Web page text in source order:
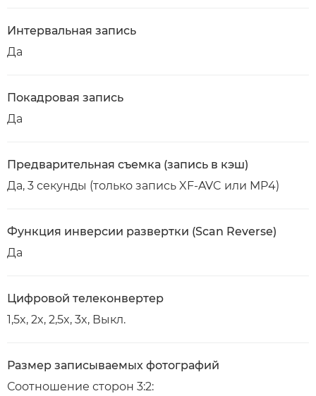
Интервальная запись
Да
Покадровая запись
Да
Предварительная съемка (запись в кэш)
Да, 3 секунды (только запись XF-AVC или MP4)
Функция инверсии развертки (Scan Reverse)
Да
Цифровой телеконвертер
1,5x, 2x, 2,5x, 3x, Выкл.
Размер записываемых фотографий
Соотношение сторон 3:2: